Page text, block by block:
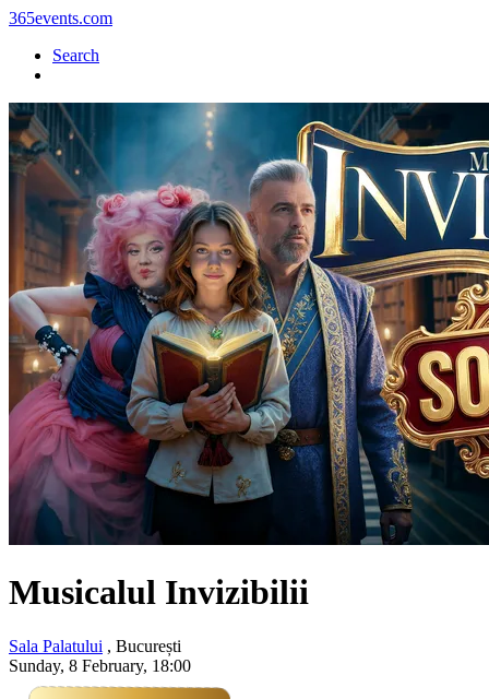
365events.com
Search
Musicalul Invizibilii
Sala Palatului , București
Sunday, 8 February, 18:00